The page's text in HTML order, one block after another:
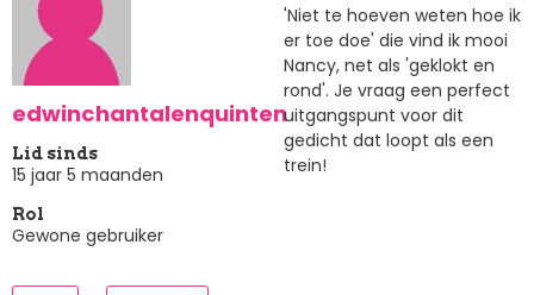
edwinchantalenquinten
Lid sinds
15 jaar 5 maanden
Rol
Gewone gebruiker
'Niet te hoeven weten hoe ik
er toe doe' die vind ik mooi
Nancy, net als 'geklokt en
rond'. Je vraag een perfect
uitgangspunt voor dit
gedicht dat loopt als een
trein!